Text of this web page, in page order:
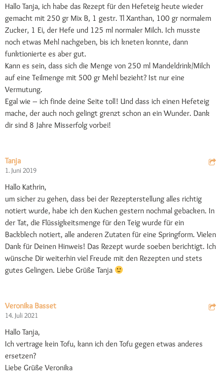
Hallo Tanja, ich habe das Rezept für den Hefeteig heute wieder
gemacht mit 250 gr Mix B, 1 gestr. Tl Xanthan, 100 gr normalem
Zucker, 1 Ei, der Hefe und 125 ml normaler Milch. Ich musste
noch etwas Mehl nachgeben, bis ich kneten konnte, dann
funktionierte es aber gut.
Kann es sein, dass sich die Menge von 250 ml Mandeldrink/Milch
auf eine Teilmenge mit 500 gr Mehl bezieht? Ist nur eine
Vermutung.
Egal wie – ich finde deine Seite toll! Und dass ich einen Hefeteig
mache, der auch noch gelingt grenzt schon an ein Wunder. Dank
dir sind 8 Jahre Misserfolg vorbei!
Tanja
1. Juni 2019
Hallo Kathrin,
um sicher zu gehen, dass bei der Rezepterstellung alles richtig
notiert wurde, habe ich den Kuchen gestern nochmal gebacken. In
der Tat, die Flüssigkeitsmenge für den Teig wurde für ein
Backblech notiert, alle anderen Zutaten für eine Springform. Vielen
Dank für Deinen Hinweis! Das Rezept wurde soeben berichtigt. Ich
wünsche Dir weiterhin viel Freude mit den Rezepten und stets
gutes Gelingen. Liebe Grüße Tanja
Veronika Basset
14. Juli 2021
Hallo Tanja,
Ich vertrage kein Tofu, kann ich den Tofu gegen etwas anderes
ersetzen?
Liebe Grüße Veronika